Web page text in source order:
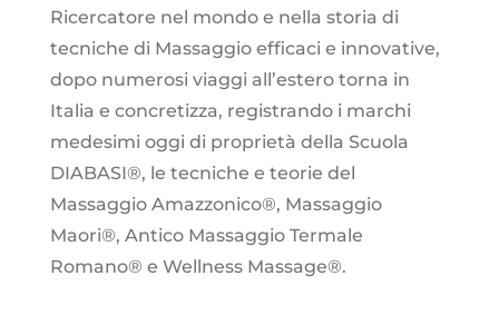
Ricercatore nel mondo e nella storia di
tecniche di Massaggio efficaci e innovative,
dopo numerosi viaggi all’estero torna in
Italia e concretizza, registrando i marchi
medesimi oggi di proprietà della Scuola
DIABASI®, le tecniche e teorie del
Massaggio Amazzonico®, Massaggio
Maori®, Antico Massaggio Termale
Romano® e Wellness Massage®.